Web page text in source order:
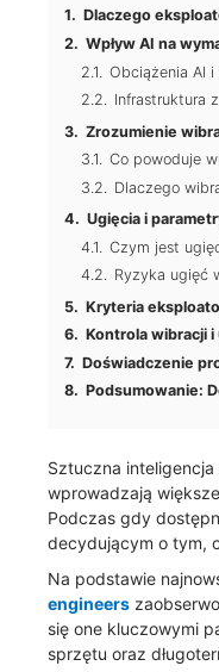
Dlaczego
Wpływ AI na
Obciążenia AI
Infrastruktura
Zrozumienie
Co powoduje
Dlaczego
Ugięcia i
Czym jest
Ryzyka ugięć
Kryteria
Kontrola wibracji
Doświadczenie
Podsumowanie:
Sztuczna
wprowadzają
Podczas gdy
decydującym o tym,
Na podstawie
engineers
się one kluczowymi
sprzętu oraz